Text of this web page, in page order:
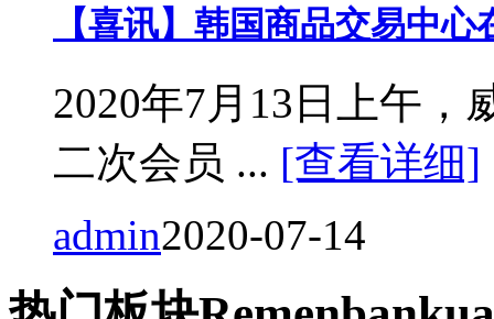
【喜讯】韩国商品交易中
2020年7月13日上午，
二次会员 ... [查看详细]
admin2020-07-14